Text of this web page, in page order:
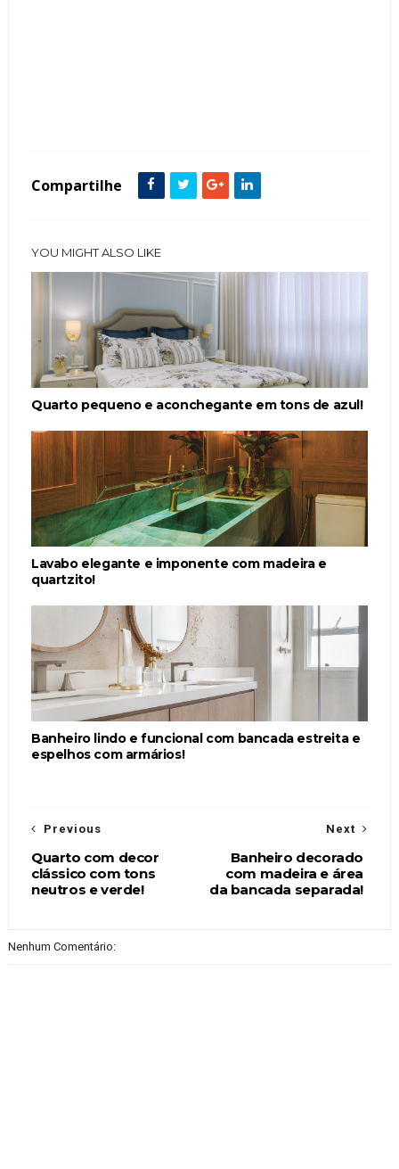
Compartilhe
YOU MIGHT ALSO LIKE
Quarto pequeno e aconchegante em tons de azul!
Lavabo elegante e imponente com madeira e
quartzito!
Banheiro lindo e funcional com bancada estreita e
espelhos com armários!
Next
Banheiro decorado
com madeira e área
da bancada separada!
Previous
Quarto com decor
clássico com tons
neutros e verde!
Nenhum Comentário: